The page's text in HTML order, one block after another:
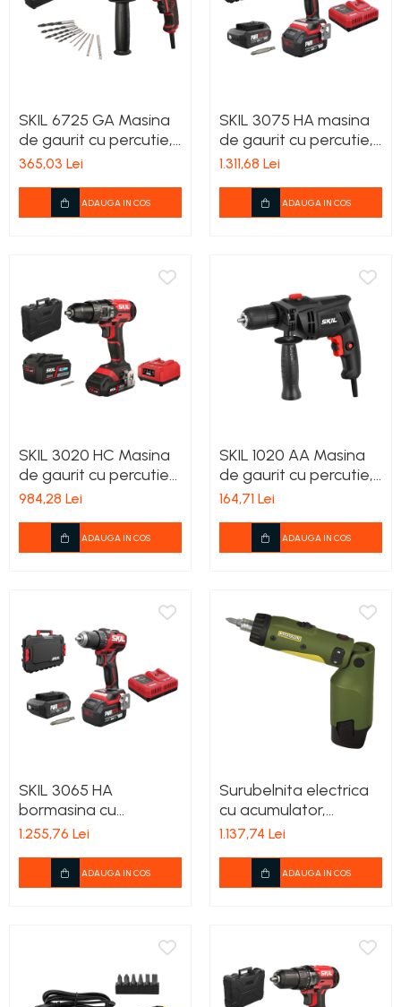
SKIL 6725 GA Masina
de gaurit cu percutie,
0-2800 rpm, 710 W
365,03 Lei
ADAUGA IN COS
SKIL 3075 HA masina
de gaurit cu percutie,
0-500/0-1800/min,
geanta de
transport+set de 6
1.311,68 Lei
ADAUGA IN COS
SKIL 3020 HC Masina
de gaurit cu percutie
0-420/0-1450 rpm,
geanta
984,28 Lei
ADAUGA IN COS
SKIL 1020 AA Masina
de gaurit cu percutie,
550W, 13mm, 2700rpm
164,71 Lei
ADAUGA IN COS
SKIL 3065 HA
bormasina cu
acumulator compact
500/0-1800 /min, cuplu
60 nm, geanta de
1.255,76 Lei
ADAUGA IN COS
Surubelnita electrica
cu acumulator,
Proxxon 29840 KS/A,
1.137,74 Lei
ADAUGA IN COS